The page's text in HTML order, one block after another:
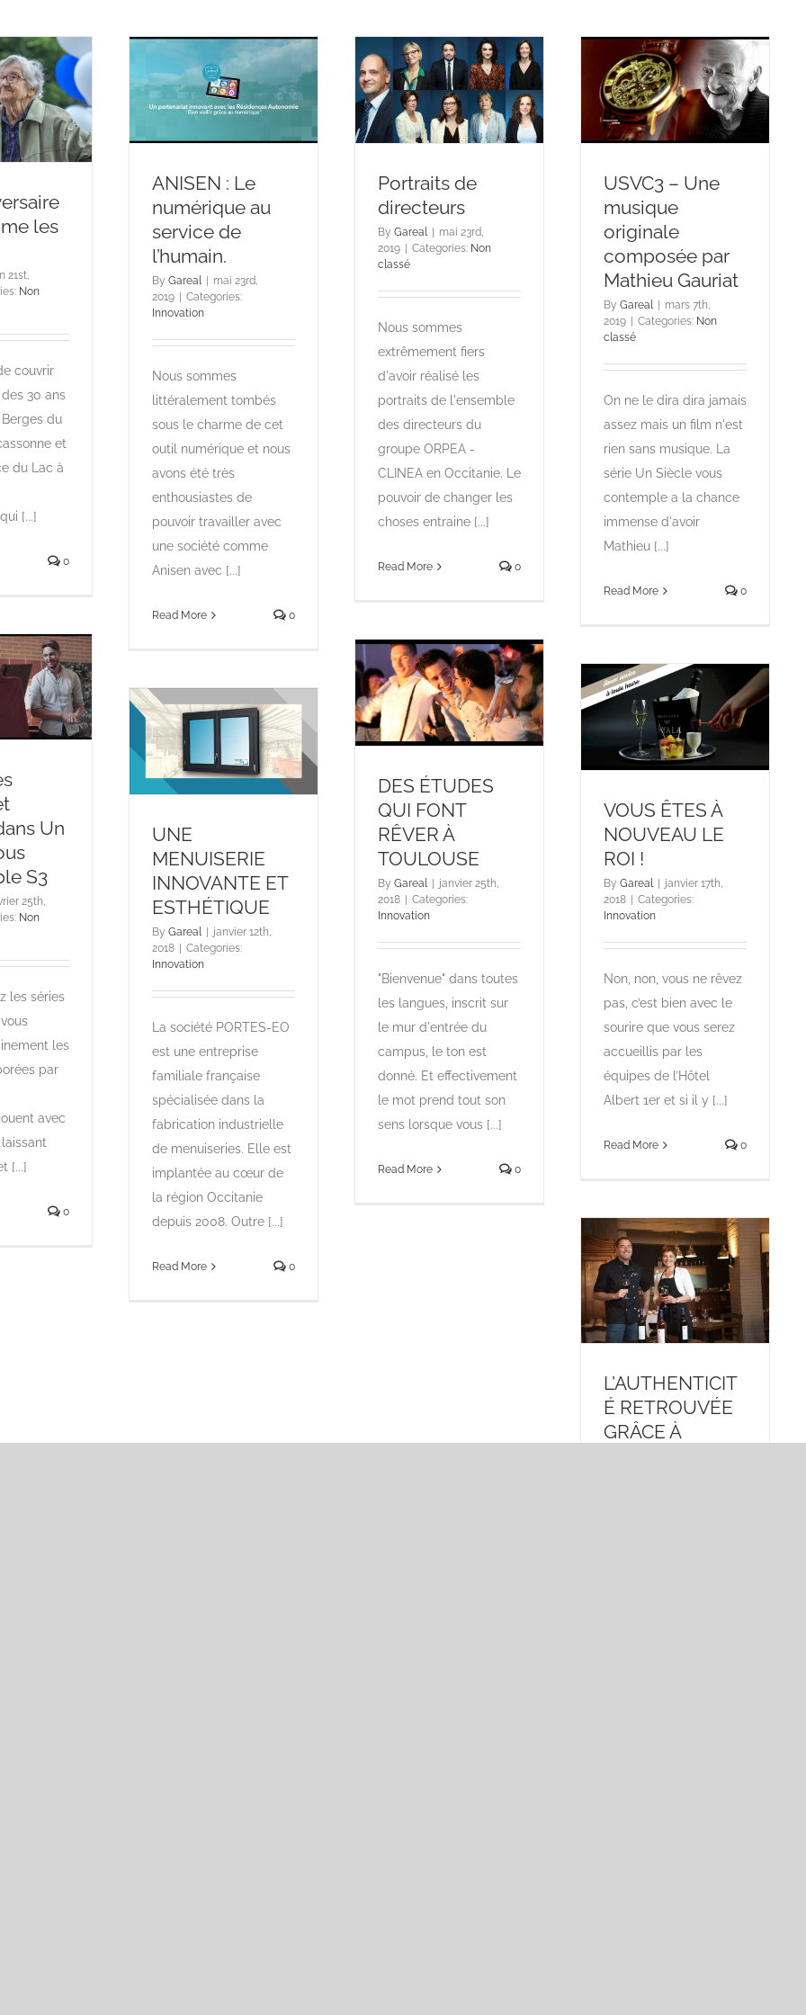
les
21st,
Non
couvrir
30 ans
du
et
du Lac à
[...]
0
ANISEN : Le numérique
au service de l’humain.
ANISEN : Le
numérique au
service de
l’humain.
By Gareal | mai 23rd,
2019 | Categories:
Innovation
Nous sommes
littéralement tombés
sous le charme de cet
outil numérique et nous
avons été très
enthousiastes de
pouvoir travailler avec
une société comme
Anisen avec [...]
Read More 0
Portraits de
directeurs
By Gareal | mai 23rd,
2019 | Categories: Non
classé
Nous sommes
extrêmement fiers
d'avoir réalisé les
portraits de l'ensemble
des directeurs du
groupe ORPEA -
CLINEA en Occitanie. Le
pouvoir de changer les
choses entraine [...]
Read More 0
USVC3 – Une musique
originale composée par
Mathieu Gauriat
USVC3 – Une
musique
originale
composée par
Mathieu Gauriat
By Gareal | mars 7th,
2019 | Categories: Non
classé
On ne le dira dira jamais
assez mais un film n'est
rien sans musique. La
série Un Siècle vous
contemple a la chance
immense d'avoir
Mathieu [...]
Read More 0
Un
S3
25th,
Non
les séries
les
par
avec
[...]
0
DES ÉTUDES QUI FONT
RÊVER À TOULOUSE
DES ÉTUDES
QUI FONT
RÊVER À
TOULOUSE
By Gareal | janvier 25th,
2018 | Categories:
Innovation
"Bienvenue" dans toutes
les langues, inscrit sur
le mur d'entrée du
campus, le ton est
donné. Et effectivement
le mot prend tout son
sens lorsque vous [...]
Read More 0
VOUS ÊTES À
NOUVEAU LE ROI !
VOUS ÊTES À
NOUVEAU LE
ROI !
By Gareal | janvier 17th,
2018 | Categories:
Innovation
Non, non, vous ne rêvez
pas, c’est bien avec le
sourire que vous serez
accueillis par les
équipes de l’Hôtel
Albert 1er et si il y [...]
Read More 0
ESTHÉTIQUE
UNE
MENUISERIE
INNOVANTE ET
ESTHÉTIQUE
By Gareal | janvier 12th,
2018 | Categories:
Innovation
La société PORTES-EO
est une entreprise
familiale française
spécialisée dans la
fabrication industrielle
de menuiseries. Elle est
implantée au cœur de
la région Occitanie
depuis 2008. Outre [...]
Read More 0
L’AUTHENTICITÉ
RETROUVÉE GRÂCE À
FRANCE&MARCEL
L’AUTHENTICIT
É RETROUVÉE
GRÂCE À